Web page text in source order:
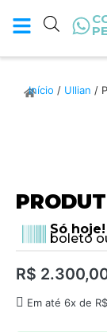
Início / Ullian /
Só hoje!
boleto
R$
Em até 6x de R$